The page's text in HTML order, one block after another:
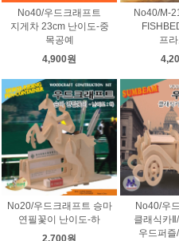
No40/우드크래프트
지게차 23cm 난이도-중
목공예
4,900원
No40/M-
프
No20/우드크래프트 승마
연필꽃이 난이도-하
2,700원
No40/우
클래식카
우드퍼즐